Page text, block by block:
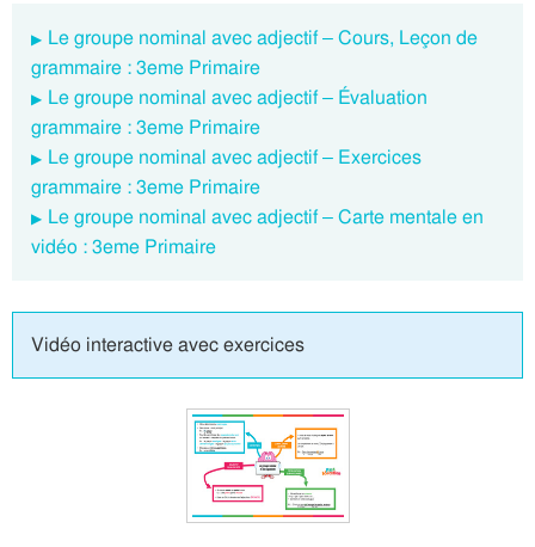
Le groupe nominal avec adjectif – Cours, Leçon de
grammaire : 3eme Primaire
Le groupe nominal avec adjectif – Évaluation
grammaire : 3eme Primaire
Le groupe nominal avec adjectif – Exercices
grammaire : 3eme Primaire
Le groupe nominal avec adjectif – Carte mentale en
vidéo : 3eme Primaire
Vidéo interactive avec exercices